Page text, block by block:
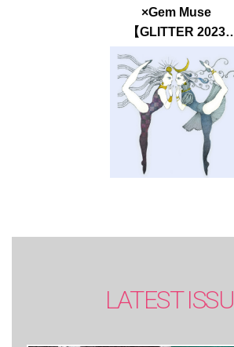
×Gem Muse
【GLITTER 2023
SUMMER issue】
LATEST